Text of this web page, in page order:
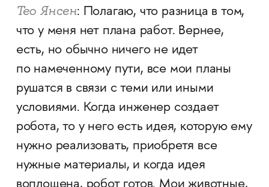
Тео Янсен: Полагаю, что разница в том,
что у меня нет плана работ. Вернее,
есть, но обычно ничего не идет
по намеченному пути, все мои планы
рушатся в связи с теми или иными
условиями. Когда инженер создает
робота, то у него есть идея, которую ему
нужно реализовать, приобретя все
нужные материалы, и когда идея